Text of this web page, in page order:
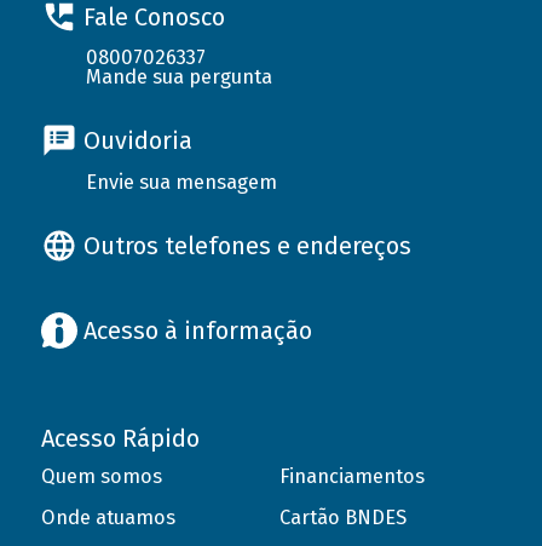
Fale Conosco
08007026337
Mande sua pergunta
Ouvidoria
Envie sua mensagem
Outros telefones e endereços
Acesso à informação
Acesso Rápido
Quem somos
Onde atuamos
Financiamentos
Cartão BNDES